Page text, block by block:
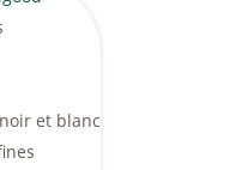
et blanc